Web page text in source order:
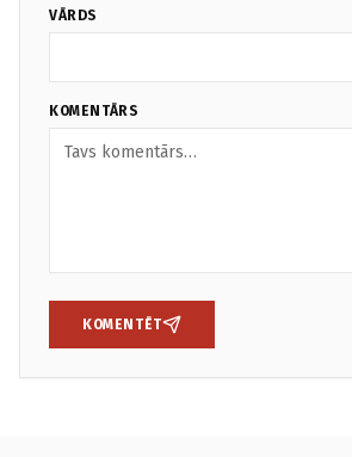
VĀRDS
KOMENTĀRS
KOMENTĒT